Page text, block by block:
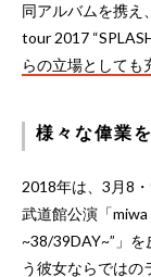
同アルバムを携え
tour 2017
らの立場としても
様々な偉業
2018年は、3月8
武道館公演「
~38/39DAY~”」
う彼女ならではの